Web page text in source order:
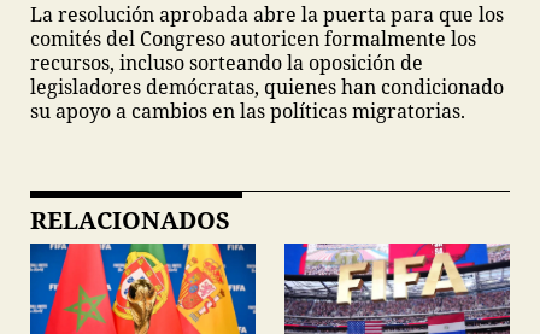
La resolución aprobada abre la puerta para que los
comités del Congreso autoricen formalmente los
recursos, incluso sorteando la oposición de
legisladores demócratas, quienes han condicionado
su apoyo a cambios en las políticas migratorias.
RELACIONADOS